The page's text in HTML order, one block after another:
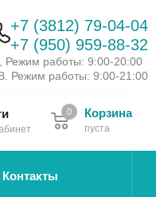
+7 (3812) 79-04-04
+7 (950) 959-88-32
Режим работы: 9:00-20:00
Режим работы: 9:00-21:00
Корзина
пуста
0
Контакты